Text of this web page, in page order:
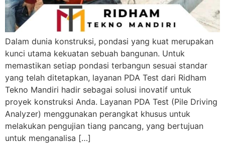
Dalam dunia konstruksi, pondasi yang kuat merupakan
kunci utama kekuatan sebuah bangunan. Untuk
memastikan setiap pondasi terbangun sesuai standar
yang telah ditetapkan, layanan PDA Test dari Ridham
Tekno Mandiri hadir sebagai solusi inovatif untuk
proyek konstruksi Anda. Layanan PDA Test (Pile Driving
Analyzer) menggunakan perangkat khusus untuk
melakukan pengujian tiang pancang, yang bertujuan
untuk menganalisa […]